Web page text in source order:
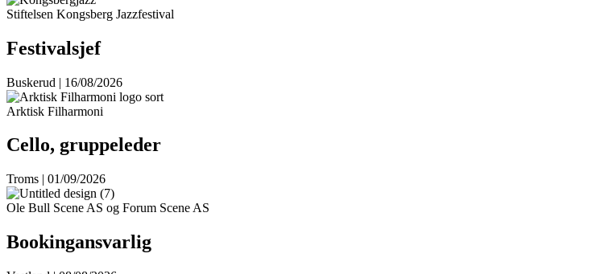
Stiftelsen Kongsberg Jazzfestival
Festivalsjef
Buskerud | 16/08/2026
Arktisk Filharmoni
Cello, gruppeleder
Troms | 01/09/2026
Ole Bull Scene AS og Forum Scene AS
Bookingansvarlig